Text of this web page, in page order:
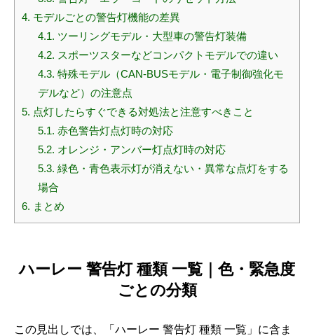
4. モデルごとの警告灯機能の差異
4.1. ツーリングモデル・大型車の警告灯装備
4.2. スポーツスターなどコンパクトモデルでの違い
4.3. 特殊モデル（CAN-BUSモデル・電子制御強化モ
デルなど）の注意点
5. 点灯したらすぐできる対処法と注意すべきこと
5.1. 赤色警告灯点灯時の対応
5.2. オレンジ・アンバー灯点灯時の対応
5.3. 緑色・青色表示灯が消えない・異常な点灯をする
場合
6. まとめ
ハーレー 警告灯 種類 一覧｜色・緊急度
ごとの分類
この見出しでは、「ハーレー 警告灯 種類 一覧」に含ま